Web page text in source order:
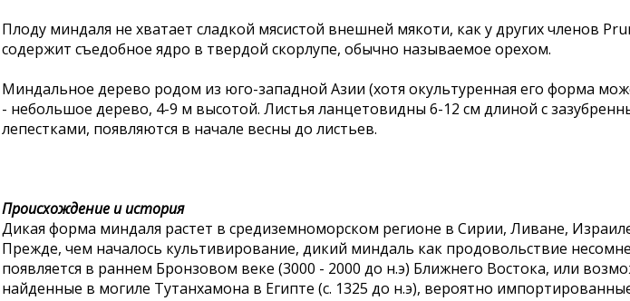
Плоду миндаля не хватает сладкой мясистой внешней мякоти, как у других членов
содержит съедобное ядро в твердой скорлупе, обычно называемое орехом.
Миндальное дерево родом из юго-западной Азии (хотя окультуренная его форма
- небольшое дерево, 4-9 м высотой. Листья ланцетовидны 6-12 см длиной с
лепестками, появляются в начале весны до листьев.
Происхождение и история
Дикая форма миндаля растет в средиземноморском регионе в Сирии, Ливане,
Прежде, чем началось культивирование, дикий миндаль как продовольствие
появляется в раннем Бронзовом веке (3000 - 2000 до н.э) Ближнего Востока, или
найденные в могиле Тутанхамона в Египте (c. 1325 до н.э), вероятно